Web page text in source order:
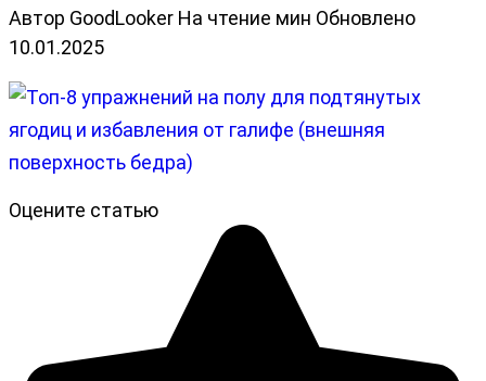
Автор GoodLooker На чтение мин Обновлено
10.01.2025
Оцените статью